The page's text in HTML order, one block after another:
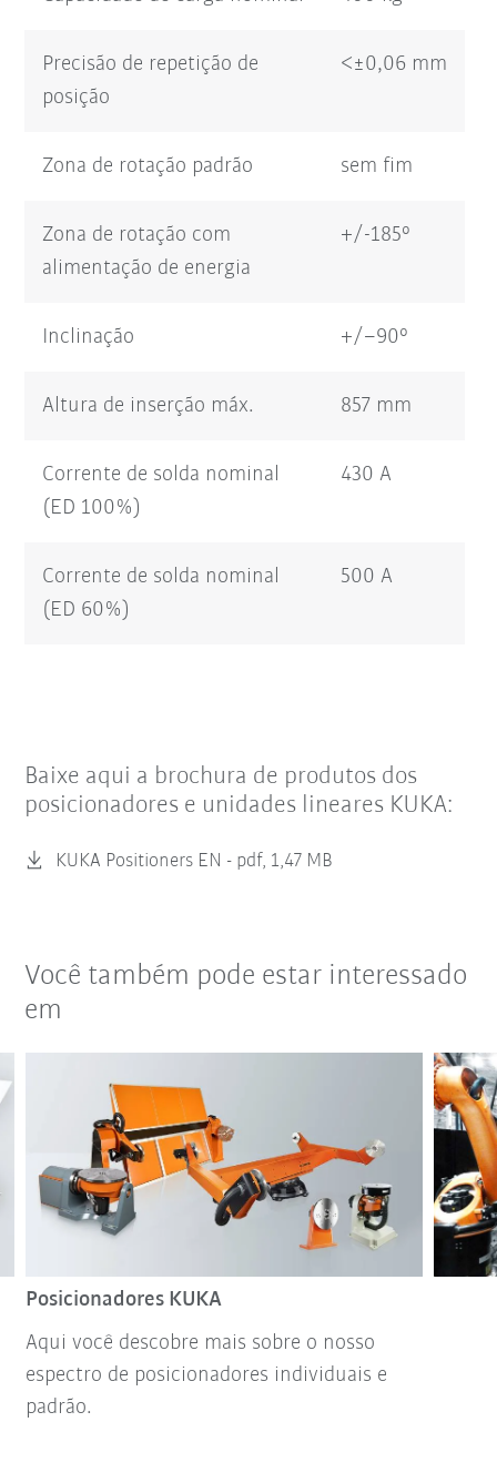
Precisão de repetição de
posição
<±0,06 mm
Zona de rotação padrão sem fim
Zona de rotação com
alimentação de energia
+/-185°
Inclinação +/–90°
Altura de inserção máx. 857 mm
Corrente de solda nominal
(ED 100%)
430 A
Corrente de solda nominal
(ED 60%)
500 A
Baixe aqui a brochura de produtos dos
posicionadores e unidades lineares KUKA:
KUKA Positioners EN - pdf, 1,47 MB
Você também pode estar interessado
em
Posicionadores KUKA
Aqui você descobre mais sobre o nosso
espectro de posicionadores individuais e
padrão.